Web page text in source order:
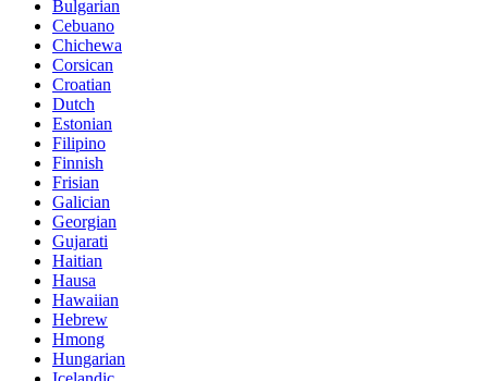
Bulgarian
Cebuano
Chichewa
Corsican
Croatian
Dutch
Estonian
Filipino
Finnish
Frisian
Galician
Georgian
Gujarati
Haitian
Hausa
Hawaiian
Hebrew
Hmong
Hungarian